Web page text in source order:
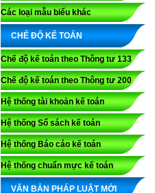
Các loại mẫu biểu khác
CHẾ ĐỘ KẾ TOÁN
Chế độ kế toán theo Thông tư 133
Chế độ kế toán theo Thông tư 200
Hệ thống tài khoản kế toán
Hệ thống Sổ sách kế toán
Hệ thống Báo cáo kế toán
Hệ thống chuẩn mực kế toán
VĂN BẢN PHÁP LUẬT MỚI